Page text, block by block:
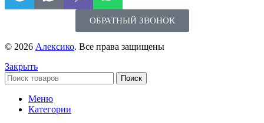
ОБРАТНЫЙ ЗВОНОК
© 2026 Алексико. Все права защищены
Закрыть
Поиск
Меню
Категории